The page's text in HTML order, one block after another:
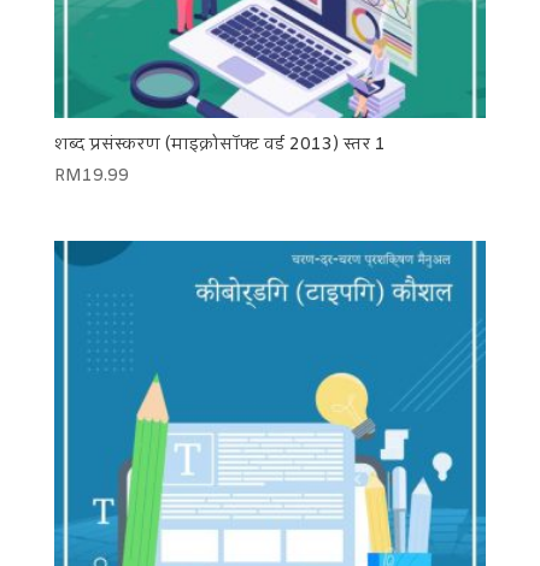
शब्द प्रसंस्करण (माइक्रोसॉफ्ट वर्ड 2013) स्तर 1
RM19.99